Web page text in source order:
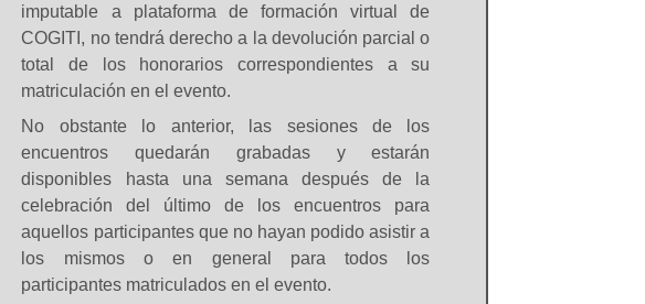
imputable a plataforma de formación virtual de
COGITI, no tendrá derecho a la devolución parcial o
total de los honorarios correspondientes a su
matriculación en el evento.
No obstante lo anterior, las sesiones de los
encuentros quedarán grabadas y estarán
disponibles hasta una semana después de la
celebración del último de los encuentros para
aquellos participantes que no hayan podido asistir a
los mismos o en general para todos los
participantes matriculados en el evento.